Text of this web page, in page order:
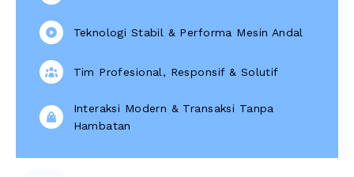
Teknologi Stabil & Performa Mesin Andal
Tim Profesional, Responsif & Solutif
Interaksi Modern & Transaksi Tanpa
Hambatan